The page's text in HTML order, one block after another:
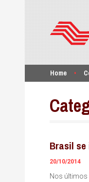
Home
Brasil
20/10/2014
Nos